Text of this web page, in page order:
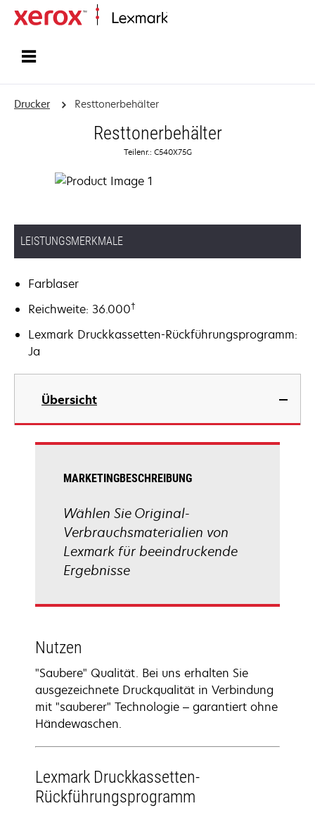
Drucker Resttonerbehälter
Resttonerbehälter
Teilenr.: C540X75G
LEISTUNGSMERKMALE
Farblaser
Reichweite: 36.000†
Lexmark Druckkassetten-Rückführungsprogramm:
Ja
Übersicht
MARKETINGBESCHREIBUNG
Wählen Sie Original-
Verbrauchsmaterialien von
Lexmark für beeindruckende
Ergebnisse
Nutzen
"Saubere" Qualität. Bei uns erhalten Sie
ausgezeichnete Druckqualität in Verbindung
mit "sauberer" Technologie – garantiert ohne
Händewaschen.
Lexmark Druckkassetten-
Rückführungsprogramm